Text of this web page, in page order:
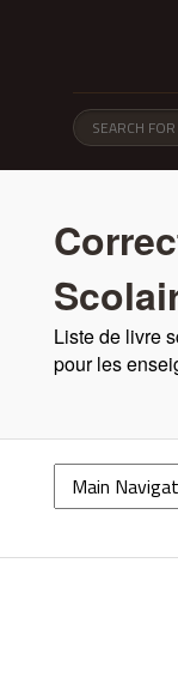
Liste de livre
pour les